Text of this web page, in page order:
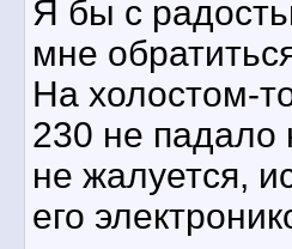
Я бы с
мне
На холостом-
230 не падало
не жалуется,
его